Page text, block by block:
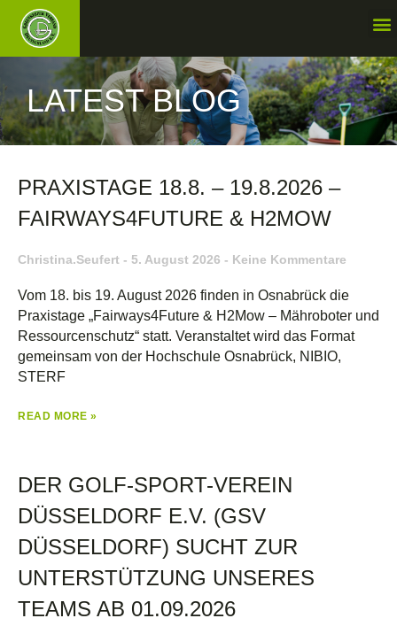
LATEST BLOG
PRAXISTAGE 18.8. – 19.8.2026 –
FAIRWAYS4FUTURE & H2MOW
Christina.seufert 5. August 2026 Keine Kommentare
Vom 18. bis 19. August 2026 finden in Osnabrück die
Praxistage „Fairways4Future & H2Mow – Mähroboter und
Ressourcenschutz“ statt. Veranstaltet wird das Format
gemeinsam von der Hochschule Osnabrück, NIBIO,
STERF
READ MORE »
DER GOLF-SPORT-VEREIN
DÜSSELDORF E.V. (GSV
DÜSSELDORF) SUCHT ZUR
UNTERSTÜTZUNG UNSERES
TEAMS AB 01.09.2026